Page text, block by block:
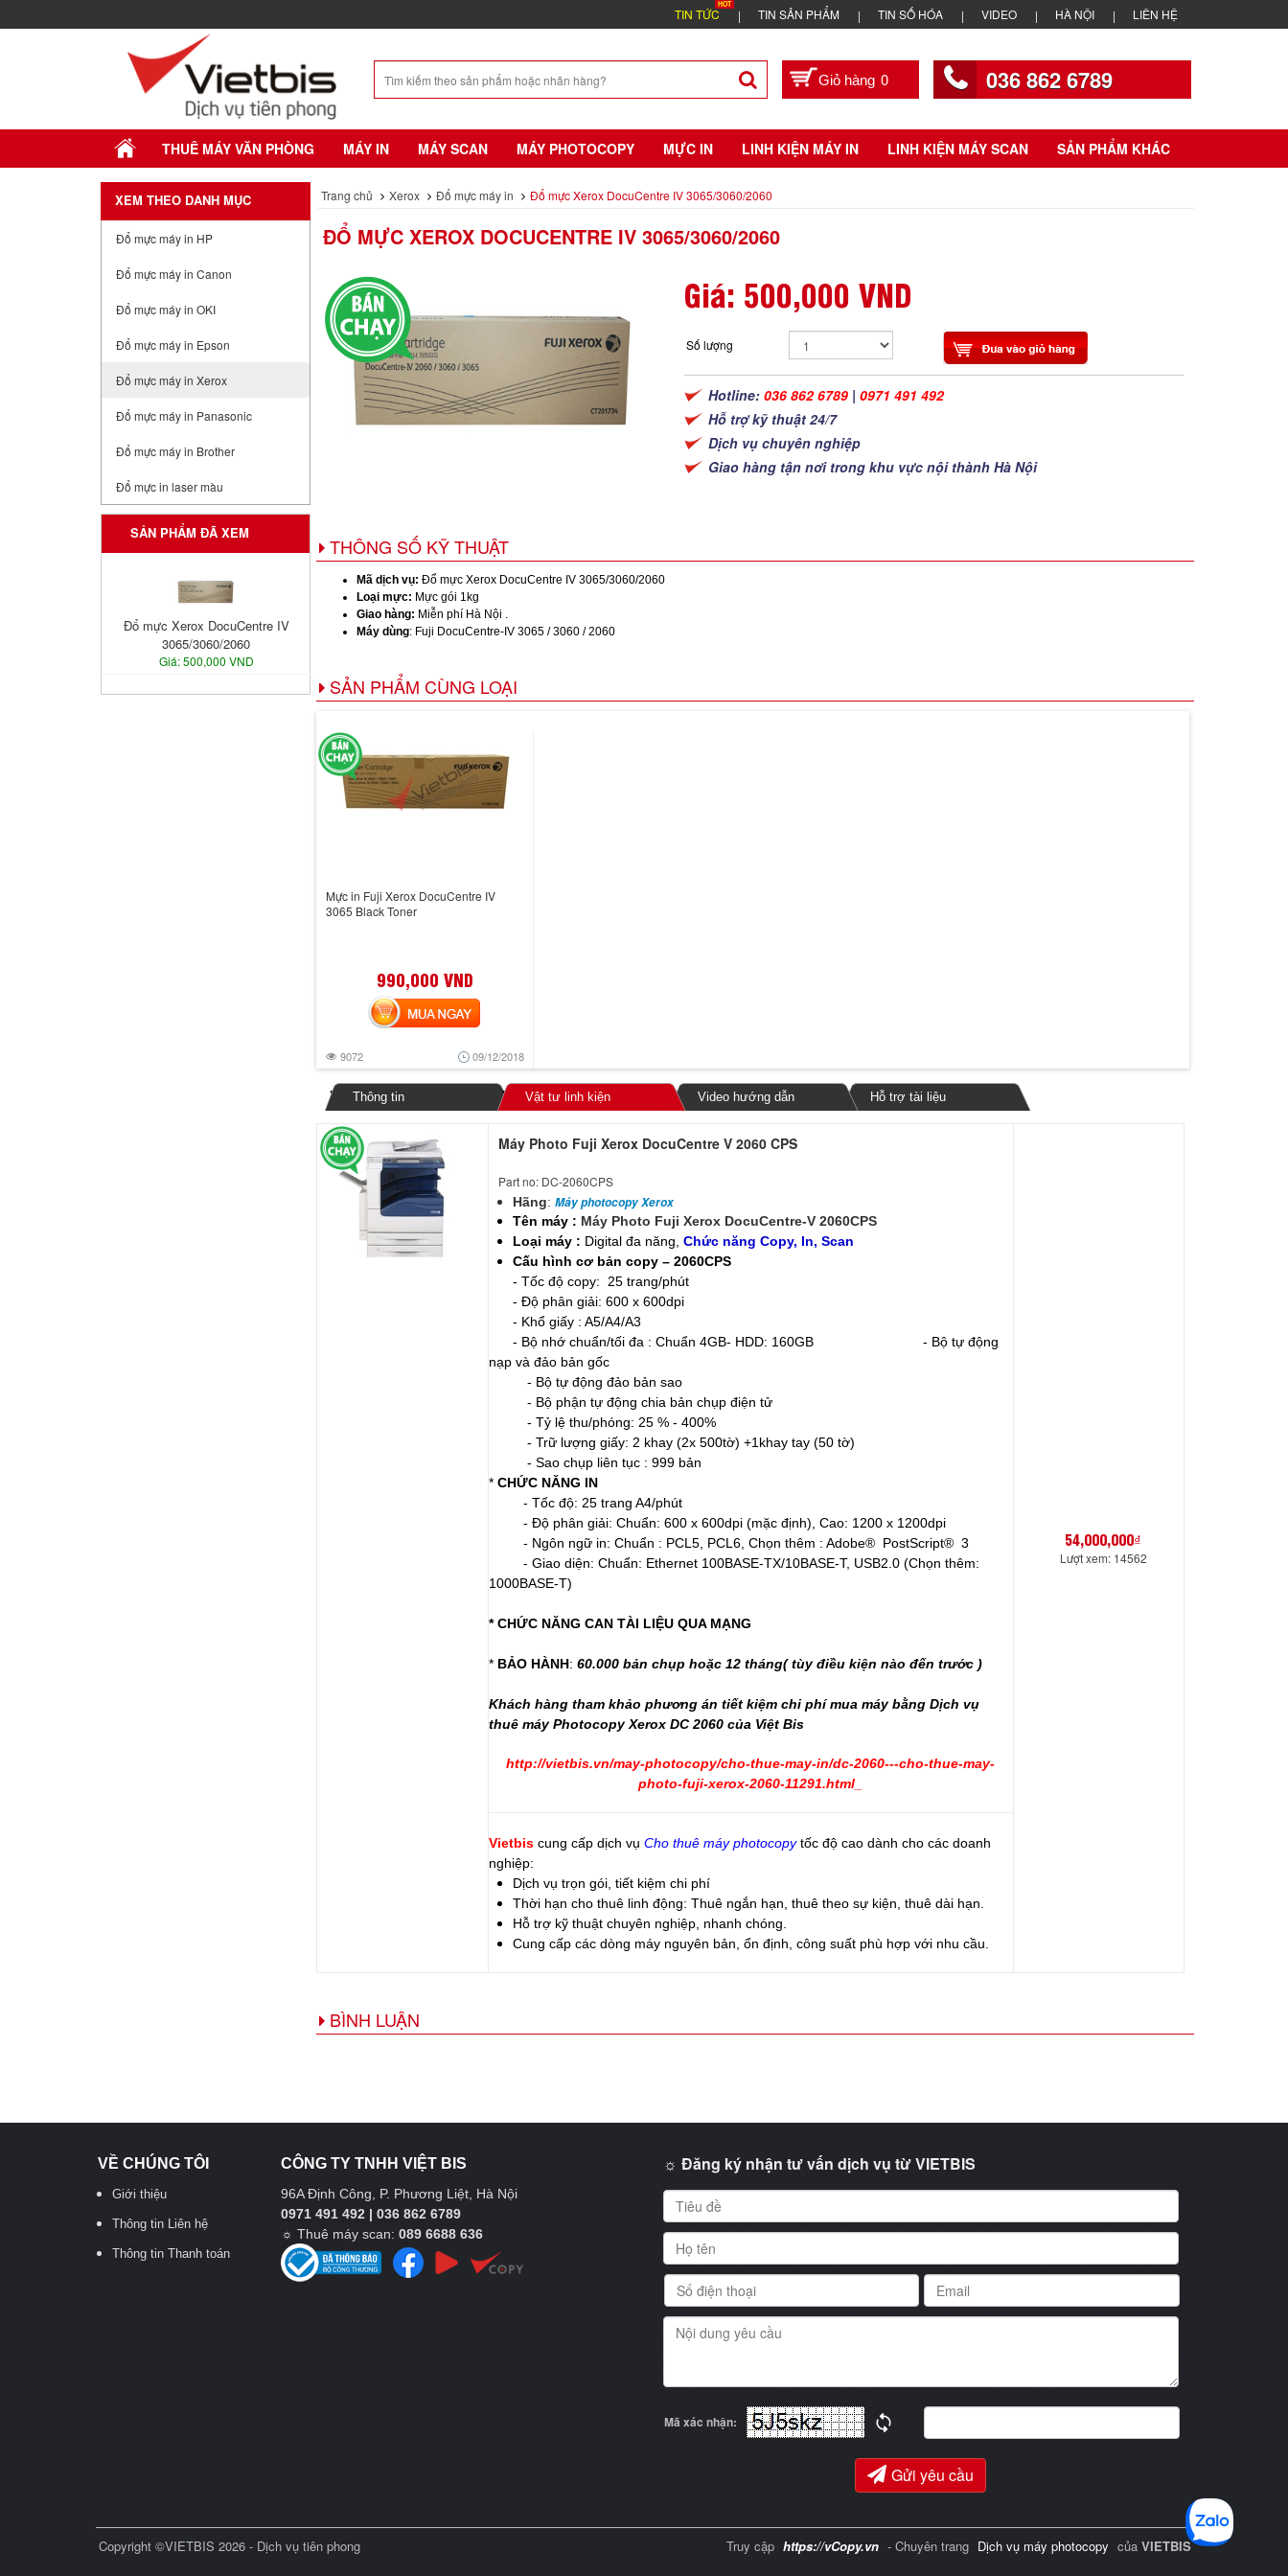
TIN TỨC TIN SẢN PHẨM TIN SỐ HÓA VIDEO HÀ NỘI LIÊN HỆ
0 036 862 6789
THUÊ MÁY VĂN PHÒNG MÁY IN MÁY SCAN MÁY PHOTOCOPY MỰC IN LINH KIỆN MÁY IN LINH KIỆN MÁY SCAN SẢN PHẨM KHÁC
XEM THEO DANH MỤC
Đổ mực máy in HP
Đổ mực máy in Canon
Đổ mực máy in OKI
Đổ mực máy in Epson
Đổ mực máy in Xerox
Đổ mực máy in Panasonic
Đổ mực máy in Brother
Đổ mực in laser màu
SẢN PHẨM ĐÃ XEM
Đổ mực Xerox DocuCentre IV
3065/3060/2060
Giá: 500,000 VND
Trang chủ Xerox Đổ mực máy in Đổ mực Xerox DocuCentre IV 3065/3060/2060
ĐỔ MỰC XEROX DOCUCENTRE IV 3065/3060/2060
Giá: 500,000 VND
Số lượng
Hotline: 036 862 6789 |0971 491 492
Hỗ trợ kỹ thuật 24/7
Dịch vụ chuyên nghiệp
Giao hàng tận nơi trong khu vực nội thành Hà Nội
THÔNG SỐ KỸ THUẬT
Mã dịch vụ: Đổ mực Xerox DocuCentre IV 3065/3060/2060
Loại mực: Mực gói 1kg
Giao hàng: Miễn phí Hà Nội .
Máy dùng: Fuji DocuCentre-IV 3065 / 3060 / 2060
SẢN PHẨM CÙNG LOẠI
Mực in Fuji Xerox DocuCentre IV
3065 Black Toner
990,000 VND
9072 09/12/2018
MUA NGAY
Thông tin Vật tư linh kiện Video hướng dẫn Hỗ trợ tài liệu
Máy Photo Fuji Xerox DocuCentre V 2060 CPS
Part no: DC-2060CPS
Hãng:Máy photocopy Xerox
Tên máy : Máy Photo Fuji Xerox DocuCentre-V 2060CPS
Loại máy : Digital đa năng,Chức năng Copy, In, Scan
Cấu hình cơ bản copy – 2060CPS
- Tốc độ copy: 25 trang/phút
- Độ phân giải: 600 x 600dpi
- Khổ giấy : A5/A4/A3
- Bộ nhớ chuẩn/tối đa : Chuẩn 4GB- HDD: 160GB
- Bộ tự động
nạp và đảo bản gốc
- Bộ tự động đảo bản sao
- Bộ phận tự động chia bản chụp điện tử
- Tỷ lệ thu/phóng: 25 % - 400%
- Trữ lượng giấy: 2 khay (2x 500tờ) +1khay tay (50 tờ)
- Sao chụp liên tục : 999 bản
*CHỨC NĂNG IN
- Tốc độ: 25 trang A4/phút
- Độ phân giải: Chuẩn: 600 x 600dpi (mặc định), Cao: 1200 x 1200dpi
- Ngôn ngữ in: Chuẩn : PCL5, PCL6, Chọn thêm : Adobe® PostScript® 3
- Giao diện: Chuẩn: Ethernet 100BASE-TX/10BASE-T, USB2.0 (Chọn thêm:
1000BASE-T)
* CHỨC NĂNG CAN TÀI LIỆU QUA MẠNG
​* BẢO HÀNH:60.000 bản chụp hoặc 12 tháng( tùy điều kiện nào đến trước )
Khách hàng tham khảo phương án tiết kiệm chi phí mua máy bằng Dịch vụ
thuê máy Photocopy Xerox DC 2060 của Việt Bis
http://vietbis.vn/may-photocopy/cho-thue-may-in/dc-2060---cho-thue-may-
photo-fuji-xerox-2060-11291.html_
Vietbiscung cấp dịch vụCho thuê máy photocopytốc độ cao dành cho các doanh
nghiệp:
Dịch vụ trọn gói, tiết kiệm chi phí
Thời hạn cho thuê linh động: Thuê ngắn hạn, thuê theo sự kiện, thuê dài hạn.
Hỗ trợ kỹ thuật chuyên nghiệp, nhanh chóng.
Cung cấp các dòng máy nguyên bản, ổn định, công suất phù hợp với nhu cầu.
54,000,000₫
Lượt xem: 14562
BÌNH LUẬN
VỀ CHÚNG TÔI
Giới thiệu
Thông tin Liên hệ
Thông tin Thanh toán
CÔNG TY TNHH VIỆT BIS
96A Định Công, P. Phương Liệt, Hà Nội
0971 491 492 | 036 862 6789
☼Thuê máy scan:089 6688 636
☼ Đăng ký nhận tư vấn dịch vụ từ VIETBIS
Mã xác nhận:
Gửi yêu cầu
Copyright ©VIETBIS 2026 - Dịch vụ tiên phong Truy cập https://vCopy.vn - Chuyên trang Dịch vụ máy photocopy của VIETBIS